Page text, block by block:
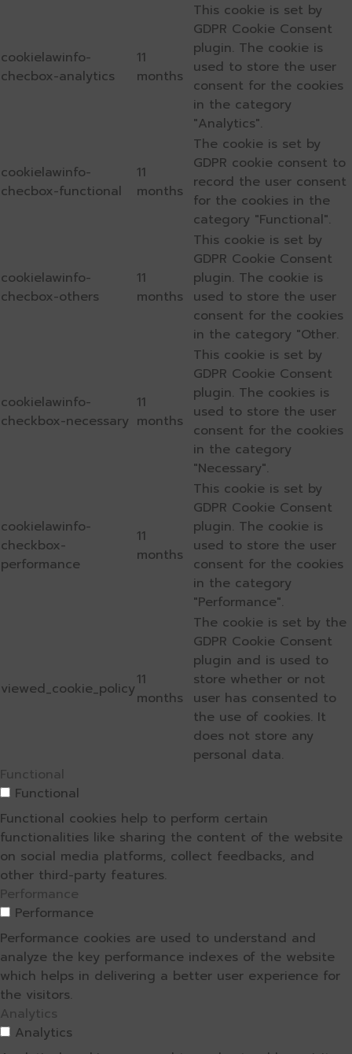
cookielawinfo-
checbox-analytics
11
months
This cookie is set by
GDPR Cookie Consent
plugin. The cookie is
used to store the user
consent for the cookies
in the category
"Analytics".
cookielawinfo-
checbox-functional
11
months
The cookie is set by
GDPR cookie consent to
record the user consent
for the cookies in the
category "Functional".
cookielawinfo-
checbox-others
11
months
This cookie is set by
GDPR Cookie Consent
plugin. The cookie is
used to store the user
consent for the cookies
in the category "Other.
cookielawinfo-
checkbox-necessary
11
months
This cookie is set by
GDPR Cookie Consent
plugin. The cookies is
used to store the user
consent for the cookies
in the category
"Necessary".
cookielawinfo-
checkbox-
performance
11
months
This cookie is set by
GDPR Cookie Consent
plugin. The cookie is
used to store the user
consent for the cookies
in the category
"Performance".
viewed_cookie_policy11
months
The cookie is set by the
GDPR Cookie Consent
plugin and is used to
store whether or not
user has consented to
the use of cookies. It
does not store any
personal data.
Functional
Functional
Functional cookies help to perform certain
functionalities like sharing the content of the website
on social media platforms, collect feedbacks, and
other third-party features.
Performance
Performance
Performance cookies are used to understand and
analyze the key performance indexes of the website
which helps in delivering a better user experience for
the visitors.
Analytics
Analytics